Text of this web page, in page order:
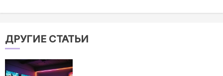
ДРУГИЕ СТАТЬИ